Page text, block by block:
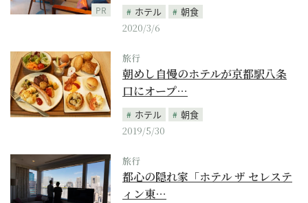
PR ホテル
朝食
2020/3/6
旅行
朝めし自慢のホテルが京都駅八条
口にオープ…
ホテル
朝食
2019/5/30
旅行
都心の隠れ家「ホテル ザ セレステ
ィン東…